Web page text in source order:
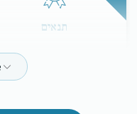
תנאים